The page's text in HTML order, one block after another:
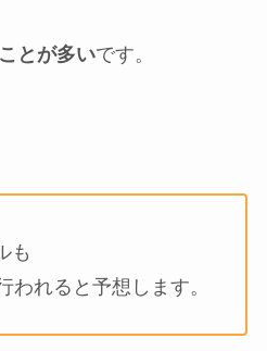
とが多いです。
も
われると予想します。